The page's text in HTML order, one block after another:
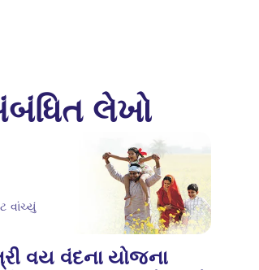
લેખો
વાંચ્યું
વય વંદના યોજના